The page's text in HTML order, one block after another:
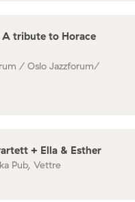
A tribute to Horace
/ Oslo Jazzforum/
+ Ella & Esther
Pub, Vettre